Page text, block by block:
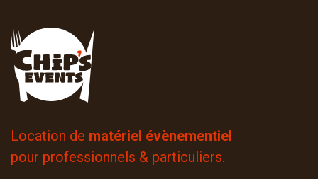
Location de matériel évènementiel
pour professionnels & particuliers.